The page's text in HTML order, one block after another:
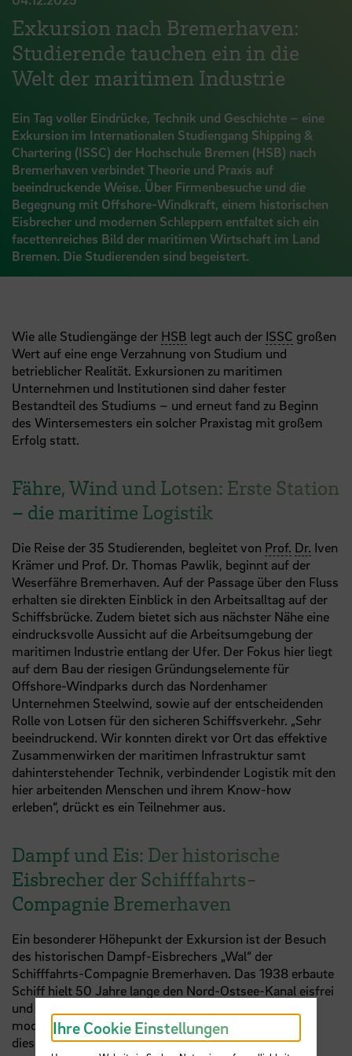
Exkursion nach Bremerhaven:
Studierende tauchen ein in die
Welt der maritimen Industrie
Ein Tag voller Eindrücke, Technik und Geschichte – eine
Exkursion im Internationalen Studiengang Shipping &
Chartering (ISSC) der Hochschule Bremen (HSB) nach
Bremerhaven verbindet Theorie und Praxis auf
beeindruckende Weise. Über Firmenbesuche und die
Begegnung mit Offshore-Windkraft, einem historischen
Eisbrecher und modernen Schleppern entfaltet sich ein
facettenreiches Bild der maritimen Wirtschaft im Land
Bremen. Die Studierenden sind begeistert.
Wie alle Studiengänge der HSB legt auch der ISSC großen
Wert auf eine enge Verzahnung von Studium und
betrieblicher Realität. Exkursionen zu maritimen
Unternehmen und Institutionen sind daher fester
Bestandteil des Studiums – und erneut fand zu Beginn
des Wintersemesters ein solcher Praxistag mit großem
Erfolg statt.
Fähre, Wind und Lotsen: Erste Station
– die maritime Logistik
Die Reise der 35 Studierenden, begleitet von Prof. Dr. Iven
Krämer und Prof. Dr. Thomas Pawlik, beginnt auf der
Weserfähre Bremerhaven. Auf der Passage über den Fluss
erhalten sie direkten Einblick in den Arbeitsalltag auf der
Schiffsbrücke. Zudem bietet sich aus nächster Nähe eine
eindrucksvolle Aussicht auf die Arbeitsumgebung der
maritimen Industrie entlang der Ufer. Der Fokus hier liegt
auf dem Bau der riesigen Gründungselemente für
Offshore-Windparks durch das Nordenhamer
Unternehmen Steelwind, sowie auf der entscheidenden
Rolle von Lotsen für den sicheren Schiffsverkehr. „Sehr
beeindruckend. Wir konnten direkt vor Ort das effektive
Zusammenwirken der maritimen Infrastruktur samt
dahinterstehender Technik, verbindender Logistik mit den
hier arbeitenden Menschen und ihrem Know-how
erleben“, drückt es ein Teilnehmer aus.
Dampf und Eis: Der historische
Eisbrecher der Schifffahrts-
Compagnie Bremerhaven
Ein besonderer Höhepunkt der Exkursion ist der Besuch
des historischen Dampf-Eisbrechers „Wal“ der
Schifffahrts-Compagnie Bremerhaven. Das 1938 erbaute
Schiff hielt 50 Jahre lange den Nord-Ostsee-Kanal eisfrei
und ist immer noch seetüchtig. In einer Zeit, in der
moderne Schiffe die Wasserwege dominieren, bleibt
dieser technische Zeitzeuge ein lebendiges Beispiel für
Ihre Cookie Einstellungen